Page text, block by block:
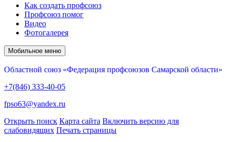
Как создать профсоюз
Профсоюз помог
Видео
Фотогалерея
Мобильное меню
Областной союз «Федерация профсоюзов Самарской области»
+7(846) 333-40-05
fpso63@yandex.ru
Открыть поиск Карта сайта Включить версию для
слабовидящих Печать страницы